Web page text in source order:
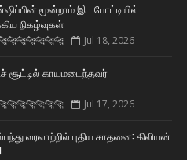
மூன்றாம் இட போட்டியில்
நிகழ்வுகள்
Jul 18, 2026
சூட்டில் காயமடைந்தவர்
Jul 17, 2026
வரலாற்றில் புதிய சாதனை: கிலியன்